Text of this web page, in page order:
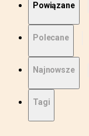
Powiązane
Polecane
Najnowsze
Tagi